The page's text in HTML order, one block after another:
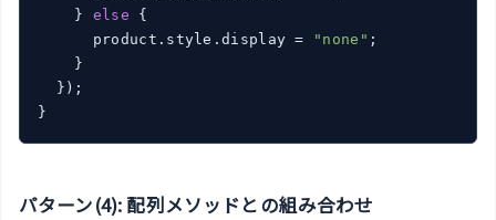
    }
else {
      product.style.display =
"none" ;
    }
  });
パターン(4): 配列メソッドとの組み合わせ